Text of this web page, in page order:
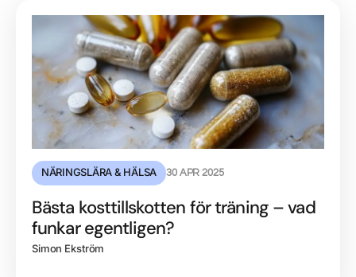
NÄRINGSLÄRA & HÄLSA 30 APR 2025
Bästa kosttillskotten för träning – vad
funkar egentligen?
Simon Ekström